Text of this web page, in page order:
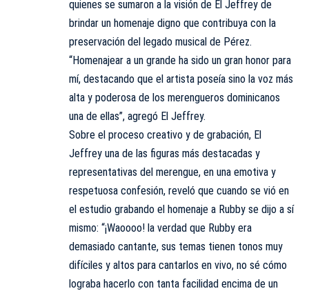
quienes se sumaron a la visión de El Jeffrey de
brindar un homenaje digno que contribuya con la
preservación del legado musical de Pérez.
“Homenajear a un grande ha sido un gran honor para
mí, destacando que el artista poseía sino la voz más
alta y poderosa de los merengueros dominicanos
una de ellas”, agregó El Jeffrey.
Sobre el proceso creativo y de grabación, El
Jeffrey una de las figuras más destacadas y
representativas del merengue, en una emotiva y
respetuosa confesión, reveló que cuando se vió en
el estudio grabando el homenaje a Rubby se dijo a sí
mismo: “¡Waoooo! la verdad que Rubby era
demasiado cantante, sus temas tienen tonos muy
difíciles y altos para cantarlos en vivo, no sé cómo
lograba hacerlo con tanta facilidad encima de un